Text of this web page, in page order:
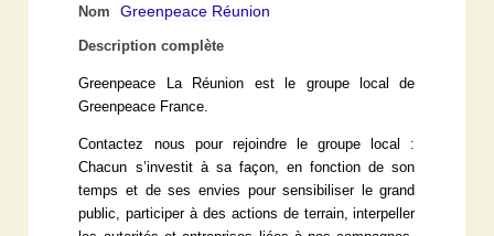
Nom Greenpeace Réunion
Description complète
Greenpeace La Réunion est le groupe local de
Greenpeace France.
Contactez nous pour rejoindre le groupe local :
Chacun s’investit à sa façon, en fonction de son
temps et de ses envies pour sensibiliser le grand
public, participer à des actions de terrain, interpeller